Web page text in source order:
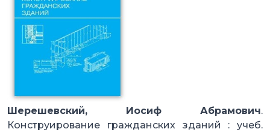
Шерешевский, Иосиф Абрамович.
Конструирование гражданских зданий : учеб.